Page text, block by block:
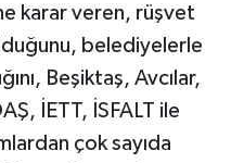
karar veren, rüşvet
belediyelerle
Beşiktaş, Avcılar,
İETT, İSFALT ile
çok sayıda